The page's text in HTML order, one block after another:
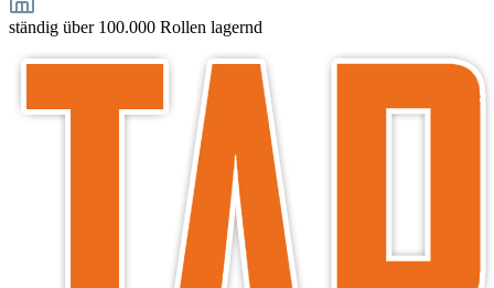
ständig über 100.000 Rollen lagernd